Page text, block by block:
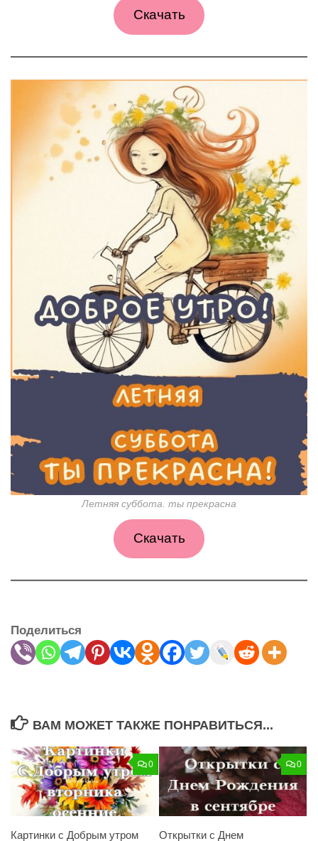
Скачать
Летняя суббота. ты прекрасна
Скачать
Поделиться
ВАМ МОЖЕТ ТАКЖЕ ПОНРАВИТЬСЯ...
0
Картинки с Добрым утром
0
Открытки с Днем